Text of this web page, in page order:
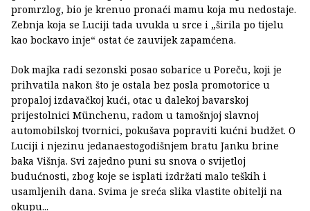
promrzlog, bio je krenuo pronaći mamu koja mu nedostaje.
Zebnja koja se Luciji tada uvukla u srce i „širila po tijelu
kao bockavo inje“ ostat će zauvijek zapamćena.
Dok majka radi sezonski posao sobarice u Poreču, koji je
prihvatila nakon što je ostala bez posla promotorice u
propaloj izdavačkoj kući, otac u dalekoj bavarskoj
prijestolnici Münchenu, radom u tamošnjoj slavnoj
automobilskoj tvornici, pokušava popraviti kućni budžet. O
Luciji i njezinu jedanaestogodišnjem bratu Janku brine
baka Višnja. Svi zajedno puni su snova o svijetloj
budućnosti, zbog koje se isplati izdržati malo teških i
usamljenih dana. Svima je sreća slika vlastite obitelji na
okupu...